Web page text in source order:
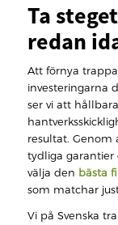
Ta
redan
Att förnya
investeringarna
ser vi att
resultat. Genom
tydliga garantier
välja den bästa
som matchar
Vi på Svenska